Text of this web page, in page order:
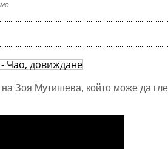
Зоя Мутишева, който може да